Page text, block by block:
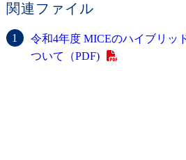
関連ファイル
令和4年度 MICEのハイブリッ
ついて（PDF)